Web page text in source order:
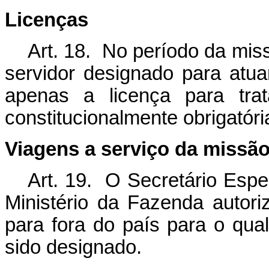
Licenças
Art. 18. No período da
servidor designado para
apenas a licença para
constitucionalmente
Viagens a serviço da
Art. 19. O Secretário
Ministério da Fazenda
para fora do país para o
sido designado.